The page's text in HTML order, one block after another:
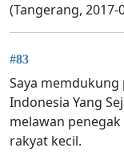
(Tangerang, 2017-
#83
Saya
Indonesia Yang
melawan
rakyat kecil.